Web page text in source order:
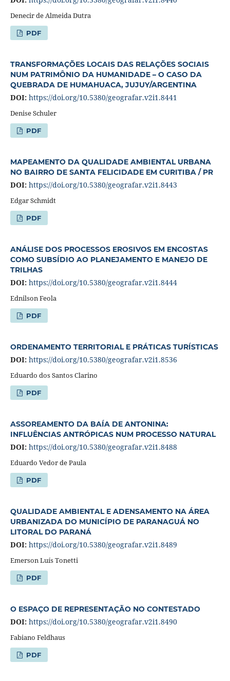
Denecir de Almeida Dutra
PDF
TRANSFORMAÇÕES LOCAIS DAS RELAÇÕES SOCIAIS
NUM PATRIMÔNIO DA HUMANIDADE – O CASO DA
QUEBRADA DE HUMAHUACA, JUJUY/ARGENTINA
DOI: https://doi.org/10.5380/geografar.v2i1.8441
Denise Schuler
PDF
MAPEAMENTO DA QUALIDADE AMBIENTAL URBANA
NO BAIRRO DE SANTA FELICIDADE EM CURITIBA / PR
DOI: https://doi.org/10.5380/geografar.v2i1.8443
Edgar Schmidt
PDF
ANÁLISE DOS PROCESSOS EROSIVOS EM ENCOSTAS
COMO SUBSÍDIO AO PLANEJAMENTO E MANEJO DE
TRILHAS
DOI: https://doi.org/10.5380/geografar.v2i1.8444
Ednilson Feola
PDF
ORDENAMENTO TERRITORIAL E PRÁTICAS TURÍSTICAS
DOI: https://doi.org/10.5380/geografar.v2i1.8536
Eduardo dos Santos Clarino
PDF
ASSOREAMENTO DA BAÍA DE ANTONINA:
INFLUÊNCIAS ANTRÓPICAS NUM PROCESSO NATURAL
DOI: https://doi.org/10.5380/geografar.v2i1.8488
Eduardo Vedor de Paula
PDF
QUALIDADE AMBIENTAL E ADENSAMENTO NA ÁREA
URBANIZADA DO MUNICÍPIO DE PARANAGUÁ NO
LITORAL DO PARANÁ
DOI: https://doi.org/10.5380/geografar.v2i1.8489
Emerson Luís Tonetti
PDF
O ESPAÇO DE REPRESENTAÇÃO NO CONTESTADO
DOI: https://doi.org/10.5380/geografar.v2i1.8490
Fabiano Feldhaus
PDF